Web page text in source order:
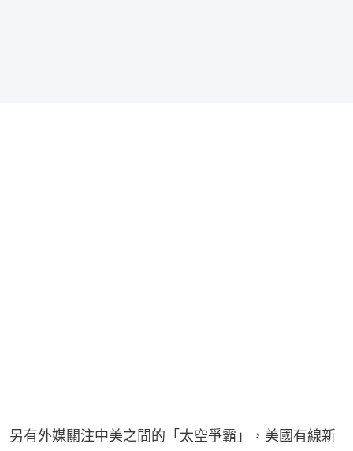
另有外媒關注中美之間的「太空爭霸」，美國有線新